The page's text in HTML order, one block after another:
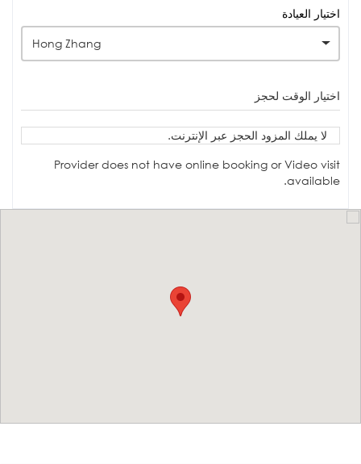
اختيار العيادة
Hong Zhang
اختيار الوقت لحجز
لا يملك المزود الحجز عبر الإنترنت.
Provider does not have online booking or Video visit
available.